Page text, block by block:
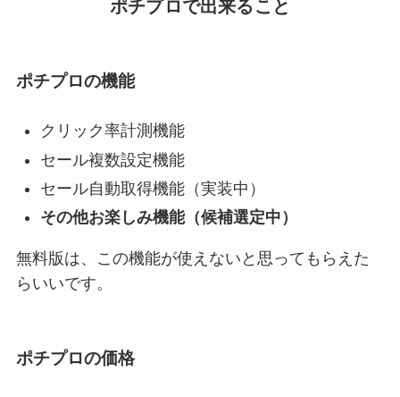
ポチプロで出来ること
ポチプロの機能
クリック率計測機能
セール複数設定機能
セール自動取得機能（実装中）
その他お楽しみ機能（候補選定中）
無料版は、この機能が使えないと思ってもらえた
らいいです。
ポチプロの価格